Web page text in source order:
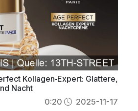
Kollagen‑Expert: Glattere,
Nacht
0:20 2025-11-17